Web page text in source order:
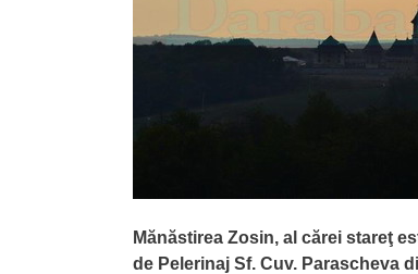
Mănăstirea Zosin, al cărei stareţ
de Pelerinaj Sf. Cuv. Parascheva